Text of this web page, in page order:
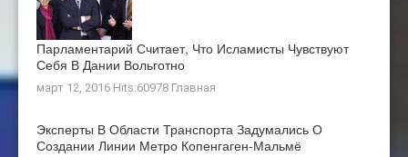
Парламентарий Считает, Что Исламисты Чувствуют
Себя В Дании Вольготно
март 12, 2016 Hits:60978 Главная
Эксперты В Области Транспорта Задумались О
Создании Линии Метро Копенгаген-Мальмё